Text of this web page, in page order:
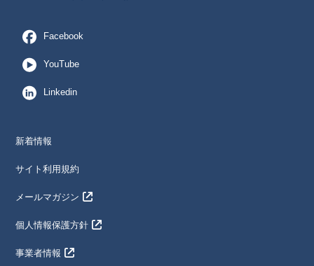
Facebook
YouTube
Linkedin
新着情報
サイト利用規約
メールマガジン
個人情報保護方針
事業者情報